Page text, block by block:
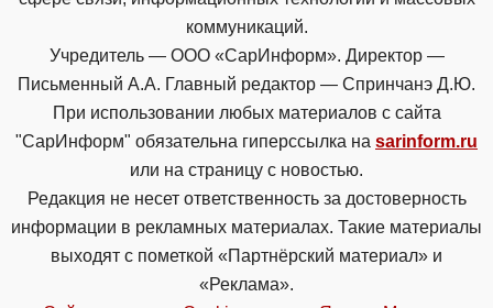
коммуникаций.
Учредитель — ООО «СарИнформ». Директор —
Письменный А.А. Главный редактор — Спринчанэ Д.Ю.
При использовании любых материалов с сайта
"СарИнформ" обязательна гиперссылка на sarinform.ru
или на страницу с новостью.
Редакция не несет ответственность за достоверность
информации в рекламных материалах. Такие материалы
выходят с пометкой «Партнёрский материал» и
«Реклама».